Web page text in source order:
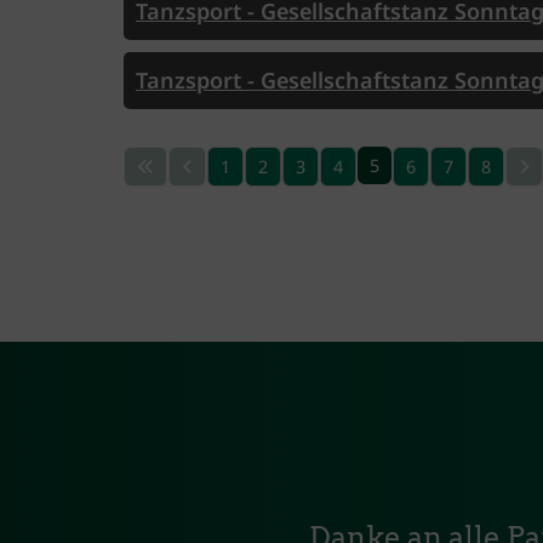
Tanzsport - Gesellschaftstanz
Tanzsport - Gesellschaftstanz
1 2 3 4 5 6 7 8